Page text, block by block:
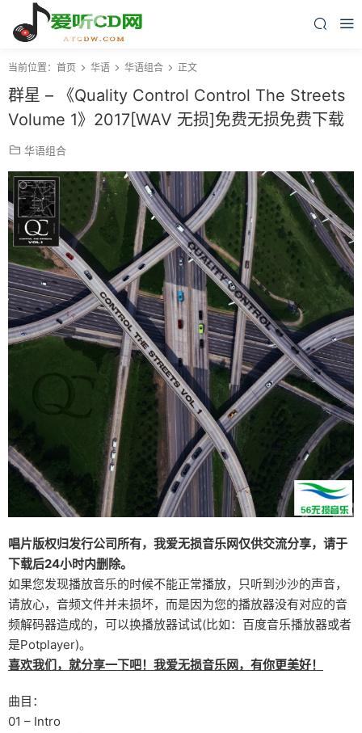
当前位置： 首页 华语 华语组合 正文
群星 – 《Quality Control Control The Streets
Volume 1》2017[WAV 无损]免费无损免费下载
华语组合
唱片版权归发行公司所有，我爱无损音乐网仅供交流分享，请于
下载后24小时内删除。
如果您发现播放音乐的时候不能正常播放，只听到沙沙的声音，
请放心，音频文件并未损坏，而是因为您的播放器没有对应的音
频解码器造成的，可以换播放器试试(比如：百度音乐播放器或者
是Potplayer)。
喜欢我们，就分享一下吧！我爱无损音乐网，有你更美好！
曲目：
01 – Intro